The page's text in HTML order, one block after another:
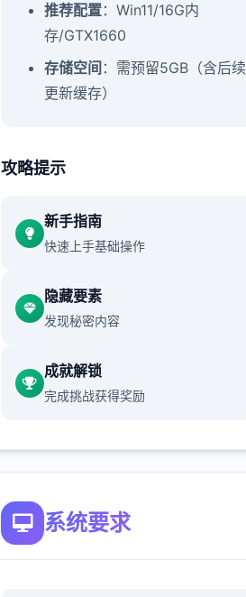
​推荐配置​​：Win11/16G内
存/GTX1660
​存储空间​ ​：需预留5GB（含后续
更新缓存）
催眠app攻略：
新增chuang戏功能
现在可以进行床戏教学了
体育仓库和保健室均可触发chuang
戏，但目前体育仓库尚未实装
但为方便进度报告版体验，现调整
为角色等级≥10时开放
新增毛剃除功能
该功能其实早已开发完成，但因未
攻略提示
新手指南
快速上手基础操作
隐藏要素
发现秘密内容
成就解锁
完成挑战获得奖励
系统要求